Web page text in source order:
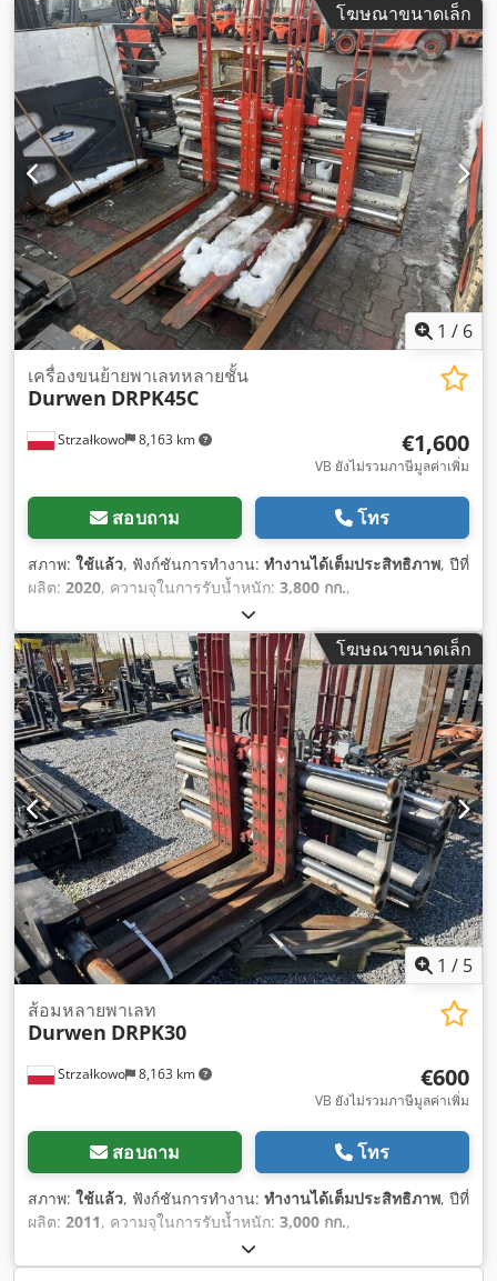
โฆษณาขนาดเล็ก
1 / 6
Strzałkowo 8,163 km
เครื่องขนย้ายพาเลทหลายชั้น
Durwen DRPK45C
€1,600
VB ยังไม่รวมภาษีมูลค่าเพิ่ม
สอบถาม โทร
สภาพ: ใช้แล้ว, ฟังก์ชันการทำงาน: ทำงานได้เต็มประสิทธิภาพ, ปีที่
ผลิต: 2020, ความจุในการรับน้ำหนัก: 3,800 กก.,
โฆษณาขนาดเล็ก
1 / 5
Strzałkowo 8,163 km
ส้อมหลายพาเลท
Durwen DRPK30
€600
VB ยังไม่รวมภาษีมูลค่าเพิ่ม
สอบถาม โทร
สภาพ: ใช้แล้ว, ฟังก์ชันการทำงาน: ทำงานได้เต็มประสิทธิภาพ, ปีที่
ผลิต: 2011, ความจุในการรับน้ำหนัก: 3,000 กก.,